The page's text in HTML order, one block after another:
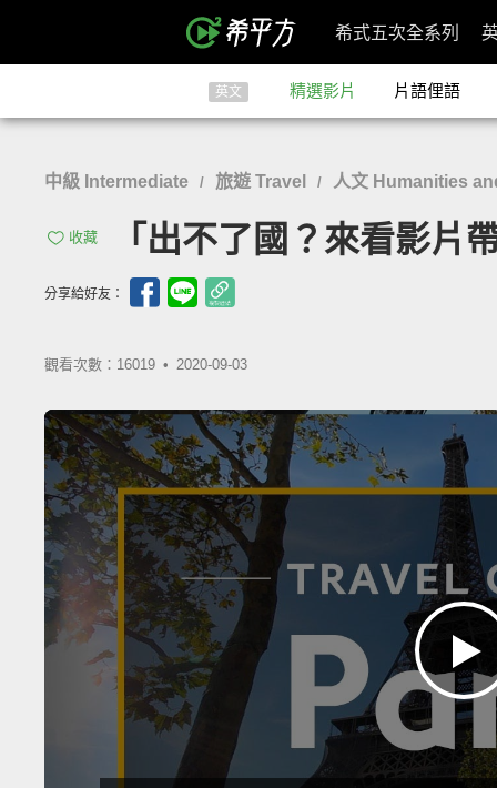
希式五次全系列
英文 精選影片 片語俚語
中級 Intermediate / 旅遊 Travel / 人文 Humanities
收藏 「出不了國？來看影
分享給好友：
觀看次數：16019 • 2020-09-03